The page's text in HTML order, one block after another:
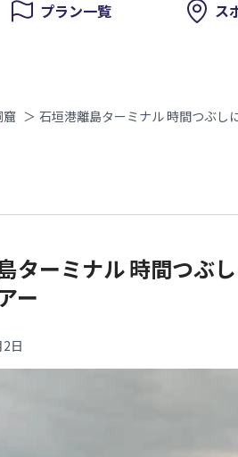
プラン一覧 ス
窟 ＞ 石垣港離島ターミナル 時間つぶし
ターミナル 時間つぶ
ー
日